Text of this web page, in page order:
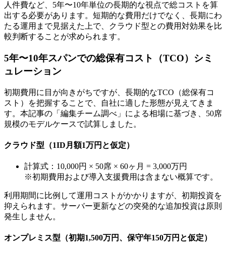
人件費など、5年〜10年単位の長期的な視点で総コストを算
出する必要があります。短期的な費用だけでなく、長期にわ
たる運用まで見据えた上で、クラウド型との費用対効果を比
較判断することが求められます。
5年〜10年スパンでの総保有コスト（TCO）シミ
ュレーション
初期費用に目が向きがちですが、長期的なTCO（総保有コ
スト）を把握することで、自社に適した形態が見えてきま
す。本記事の「編集チーム調べ」による相場に基づき、50席
規模のモデルケースで試算しました。
クラウド型（1ID月額1万円と仮定）
計算式：10,000円 × 50席 × 60ヶ月 = 3,000万円
※初期費用および導入支援費用は含まない概算です。
利用期間に比例して運用コストがかかりますが、初期投資を
抑えられます。サーバー更新などの突発的な追加投資は原則
発生しません。
オンプレミス型（初期1,500万円、保守年150万円と仮定）